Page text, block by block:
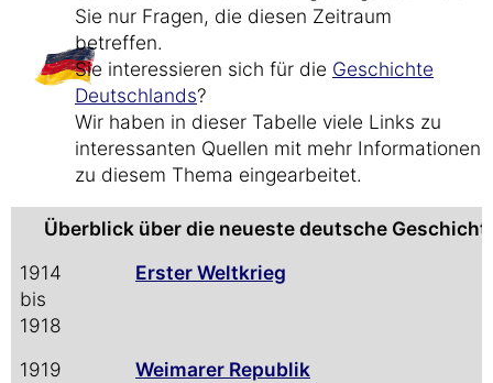
Sie nur Fragen, die diesen Zeitraum
betreffen.
Sie interessieren sich für die Geschichte
Deutschlands?
Wir haben in dieser Tabelle viele Links zu
interessanten Quellen mit mehr Informationen
zu diesem Thema eingearbeitet.
Überblick über die neueste deutsche
1914
bis
1918
Erster Weltkrieg
1919
Weimarer Republik